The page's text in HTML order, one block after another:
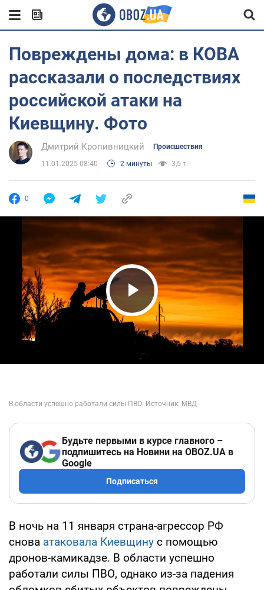
Повреждены дома: в КОВА
рассказали о последствиях
российской атаки на
Киевщину. Фото
Дмитрий Кропивницкий Происшествия
11.01.2025 08:40 2 минуты 3,5 т.
0
Play Video
Будьте первыми в курсе главного –
подпишитесь на Новини на OBOZ.UA в
Google
Подписаться
В ночь на 11 января страна-агрессор РФ
снова атаковала Киевщину с помощью
дронов-камикадзе. В области успешно
работали силы ПВО, однако из-за падения